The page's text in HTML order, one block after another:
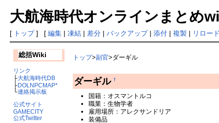
大航海時代オンラインまとめ
[ トップ] [ 編集| 凍結| 差分| バックアップ| 添付| 複製 | リロー
総括Wiki
リンク
├大航海時代DB
├DOLNPCMAP*
└連絡掲示板
公式サイト
GAMECITY
公式Twitter
トップ>副官>ダーギル
ダーギル †
国籍：オスマントルコ
職業：生物学者
雇用場所：アレクサンドリア
装備品